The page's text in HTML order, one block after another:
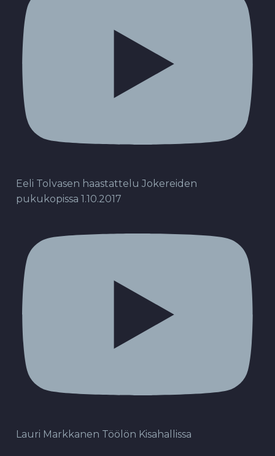
Eeli Tolvasen haastattelu Jokereiden
pukukopissa 1.10.2017
Lauri Markkanen Töölön Kisahallissa